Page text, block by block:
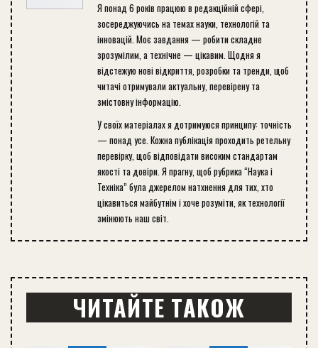
Я понад 6 років працюю в редакційній сфері,
зосереджуючись на темах науки, технологій та
інновацій. Моє завдання — робити складне
зрозумілим, а технічне — цікавим. Щодня я
відстежую нові відкриття, розробки та тренди, щоб
читачі отримували актуальну, перевірену та
змістовну інформацію.
У своїх матеріалах я дотримуюся принципу: точність
— понад усе. Кожна публікація проходить ретельну
перевірку, щоб відповідати високим стандартам
якості та довіри. Я прагну, щоб рубрика “Наука і
Техніка” була джерелом натхнення для тих, хто
цікавиться майбутнім і хоче розуміти, як технології
змінюють наш світ.
ЧИТАЙТЕ ТАКОЖ